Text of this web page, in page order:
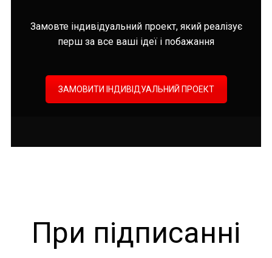
Замовте індивідуальний проект, який реалізує
перш за все ваші ідеї і побажання
ЗАМОВИТИ ІНДИВІДУАЛЬНИЙ ПРОЕКТ
При підписанні